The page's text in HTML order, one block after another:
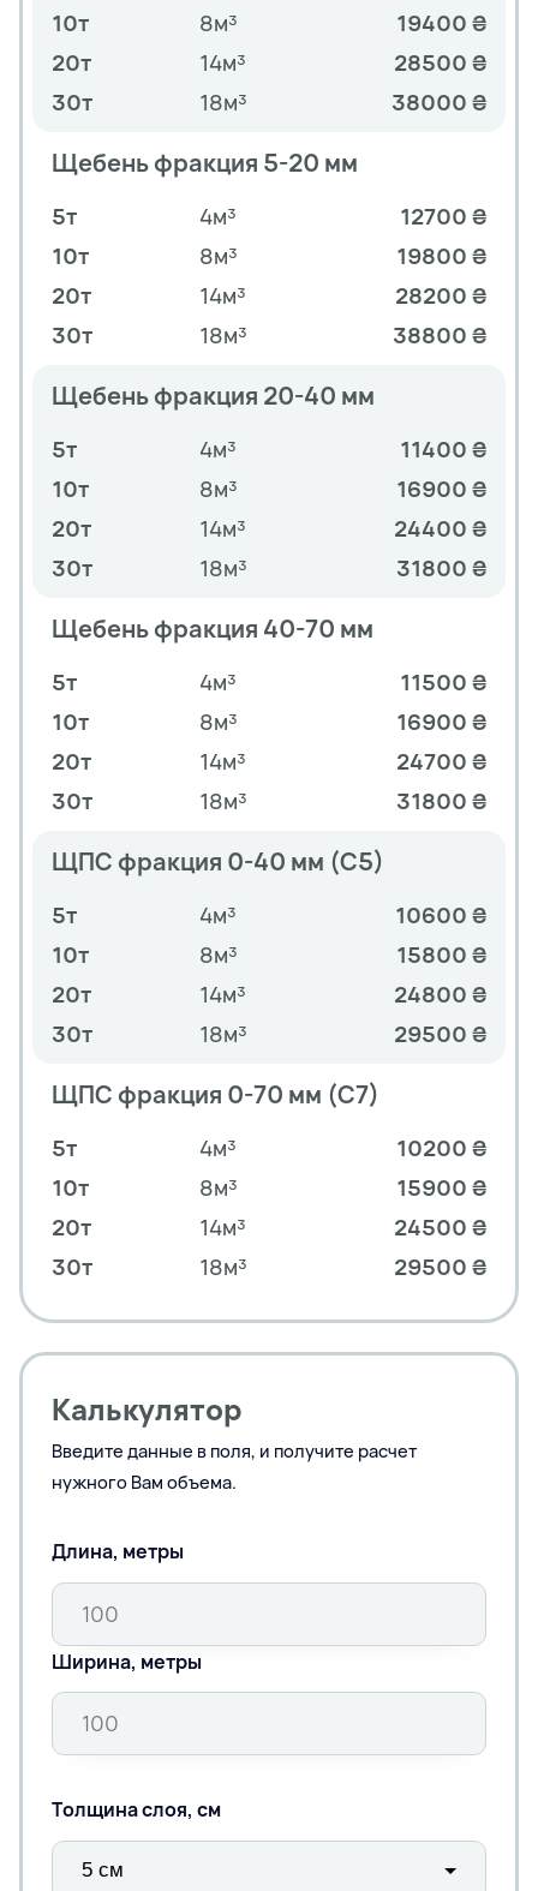
10т
8м³
19400 ₴
20т
14м³
28500 ₴
30т
18м³ 38000 ₴
Щебень фракция 5-20 мм
5т 4м³
12700 ₴
10т
8м³
19800 ₴
20т
14м³
28200 ₴
30т
18м³ 38800 ₴
Щебень фракция 20-40 мм
5т 4м³
11400 ₴
10т
8м³
16900 ₴
20т
14м³
24400 ₴
30т
18м³ 31800 ₴
Щебень фракция 40-70 мм
5т 4м³
11500 ₴
10т
8м³
16900 ₴
20т
14м³
24700 ₴
30т
18м³ 31800 ₴
ЩПС фракция 0-40 мм (С5)
5т 4м³
10600 ₴
10т
8м³
15800 ₴
20т
14м³
24800 ₴
30т
18м³ 29500 ₴
ЩПС фракция 0-70 мм (С7)
5т 4м³
10200 ₴
10т
8м³
15900 ₴
20т
14м³
24500 ₴
30т
18м³ 29500 ₴
Калькулятор
Введите данные в поля, и получите расчет
нужного Вам объема.
Длина, метры
Ширина, метры
Толщина слоя, см